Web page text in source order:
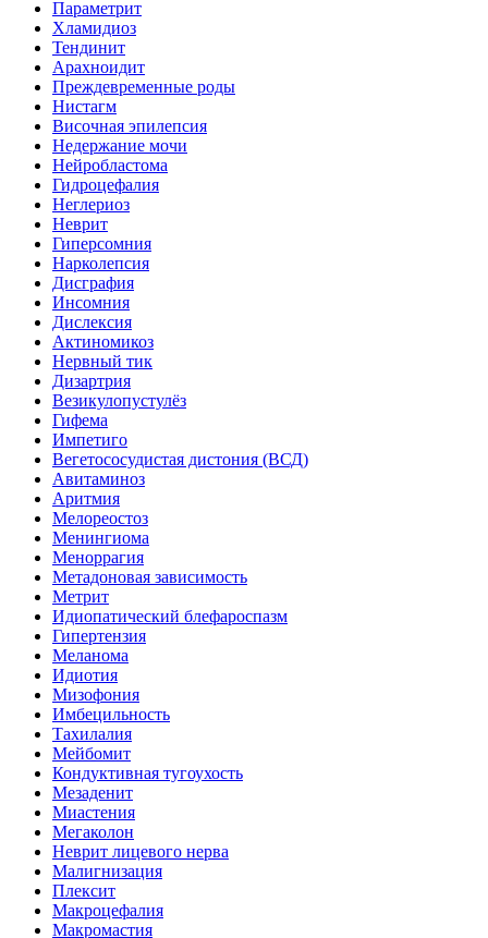
Параметрит
Хламидиоз
Тендинит
Арахноидит
Преждевременные роды
Нистагм
Височная эпилепсия
Недержание мочи
Нейробластома
Гидроцефалия
Неглериоз
Неврит
Гиперсомния
Нарколепсия
Дисграфия
Инсомния
Дислексия
Актиномикоз
Нервный тик
Дизартрия
Везикулопустулёз
Гифема
Импетиго
Вегетососудистая дистония (ВСД)
Авитаминоз
Аритмия
Мелореостоз
Менингиома
Меноррагия
Метадоновая зависимость
Метрит
Идиопатический блефароспазм
Гипертензия
Меланома
Идиотия
Мизофония
Имбецильность
Тахилалия
Мейбомит
Кондуктивная тугоухость
Мезаденит
Миастения
Мегаколон
Неврит лицевого нерва
Малигнизация
Плексит
Макроцефалия
Макромастия